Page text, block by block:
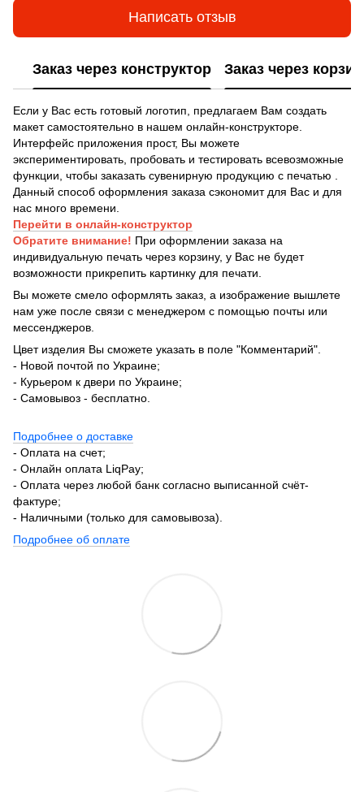
Написать отзыв
Заказ через конструктор Заказ через
Если у Вас есть готовый логотип, предлагаем Вам создать
макет самостоятельно в нашем онлайн-конструкторе.
Интерфейс приложения прост, Вы можете
экспериментировать, пробовать и тестировать всевозможные
функции, чтобы заказать сувенирную продукцию с печатью .
Данный способ оформления заказа сэкономит для Вас и для
нас много времени.
Перейти в онлайн-конструктор
Обратите внимание! При оформлении заказа на
индивидуальную печать через корзину, у Вас не будет
возможности прикрепить картинку для печати.
Вы можете смело оформлять заказ, а изображение вышлете
нам уже после связи с менеджером с помощью почты или
мессенджеров.
Цвет изделия Вы сможете указать в поле "Комментарий".
- Новой почтой по Украине;
- Курьером к двери по Украине;
- Самовывоз - бесплатно.
Подробнее о доставке
- Оплата на счет;
- Онлайн оплата LiqPay;
- Оплата через любой банк согласно выписанной счёт-
фактуре;
- Наличными (только для самовывоза).
Подробнее об оплате